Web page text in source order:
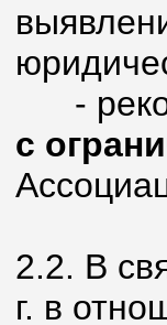
-
с
2.2. В
г. в